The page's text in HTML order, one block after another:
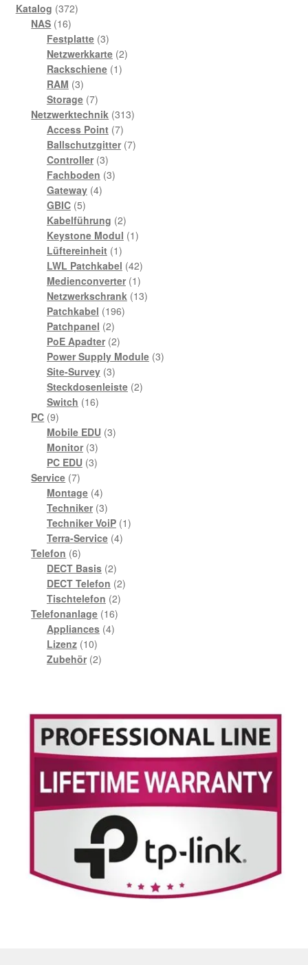
Katalog 372372
NAS 1616
Produkte
Festplatte 33
Produkte
Netzwerkkarte 22
Rackschiene 11
RAM 33
Produkte
Storage 77
Produkte
Netzwerktechnik 313313
Access Point 77
Produkte
Ballschutzgitter 77
Controller 33
Produkte
Fachboden 33
Gateway 44
GBIC 55
Produkte
Kabelführung 22
Produkte
Keystone Modul 11
Lüftereinheit 11
Produkt
LWL Patchkabel 4242
Produkte
Medienconverter 11
Produkt
Netzwerkschrank 1313
Patchkabel 196196
Patchpanel 22
Produkte
PoE Apadter 22
Produkte
Power Supply Module 33
Site-Survey 33
Produkte
Steckdosenleiste 22
Switch 1616
PC 99
Produkte
Mobile EDU 33
Monitor 33
Produkte
PC EDU 33
Service 77
Produkte
Montage 44
Produkte
Techniker 33
Produkte
Techniker VoiP 11
Terra-Service 44
Telefon 66
Produkte
DECT Basis 22
Produkte
DECT Telefon 22
Tischtelefon 22
Produkte
Telefonanlage 1616
Appliances 44
Lizenz 1010
Produkte
Zubehör 22